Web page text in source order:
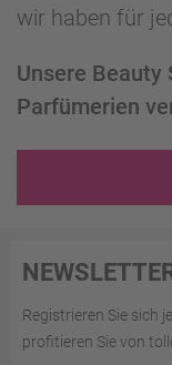
wir haben für
Unsere Beauty
Parfümerien
Registrieren Sie sich
profitieren Sie von